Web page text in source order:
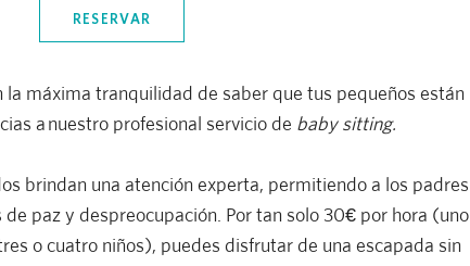
RESERVAR
la máxima tranquilidad de saber que tus pequeños están
a nuestro profesional servicio de baby sitting.
brindan una atención experta, permitiendo a los padres
paz y despreocupación. Por tan solo 30€ por hora (uno
o cuatro niños), puedes disfrutar de una escapada sin